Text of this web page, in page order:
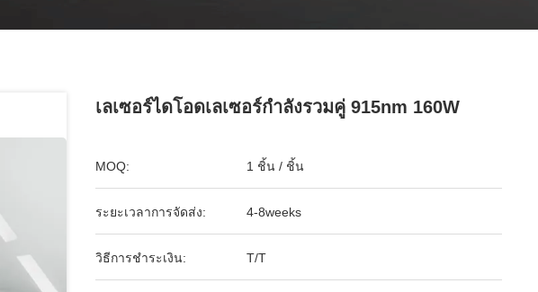
เลเซอร์ไดโอดเลเซอร์กำลังรวมคู่ 915nm 160W
MOQ: 1 ชิ้น / ชิ้น
ระยะเวลาการจัดส่ง: 4-8weeks
วิธีการชำระเงิน: T/T